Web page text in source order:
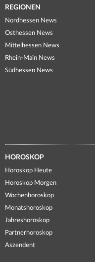
REGIONEN
Nordhessen News
Osthessen News
Mittelhessen News
Rhein-Main News
Südhessen News
HOROSKOP
Horoskop Heute
Horoskop Morgen
Wochenhoroskop
Monatshoroskop
Jahreshoroskop
Partnerhoroskop
Aszendent